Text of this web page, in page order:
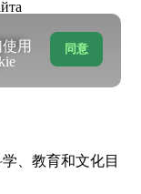
、教育和文化目
同意
用